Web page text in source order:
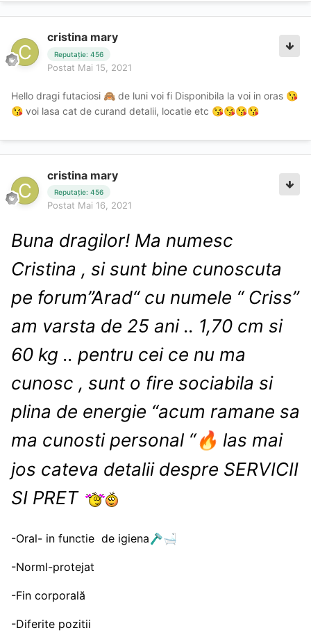
cristina mary
Reputație: 456
Postat Mai 15, 2021
Hello dragi futaciosi 🙈 de luni voi fi Disponibila la voi in oras 😘
😘 voi lasa cat de curand detalii, locatie etc 😘😘😘😘
cristina mary
Reputație: 456
Postat Mai 16, 2021
Buna dragilor! Ma numesc
Cristina , si sunt bine cunoscuta
pe forum”Arad“ cu numele “ Criss”
am varsta de 25 ani .. 1,70 cm si
60 kg .. pentru cei ce nu ma
cunosc , sunt o fire sociabila si
plina de energie “acum ramane sa
ma cunosti personal “🔥 las mai
jos cateva detalii despre SERVICII
SI PRET
-Oral- in functie de igiena 🪒🛁
-Norml-protejat
-Fin corporală
-Diferite pozitii